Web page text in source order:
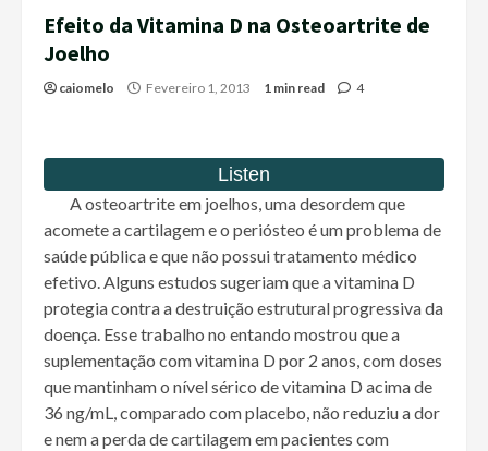
Efeito da Vitamina D na Osteoartrite de
Joelho
caiomelo Fevereiro 1, 2013 1 min read 4
A osteoartrite em joelhos, uma desordem que
acomete a cartilagem e o periósteo é um problema de
saúde pública e que não possui tratamento médico
efetivo. Alguns estudos sugeriam que a vitamina D
protegia contra a destruição estrutural progressiva da
doença. Esse trabalho no entando mostrou que a
suplementação com vitamina D por 2 anos, com doses
que mantinham o nível sérico de vitamina D acima de
36 ng/mL, comparado com placebo, não reduziu a dor
e nem a perda de cartilagem em pacientes com